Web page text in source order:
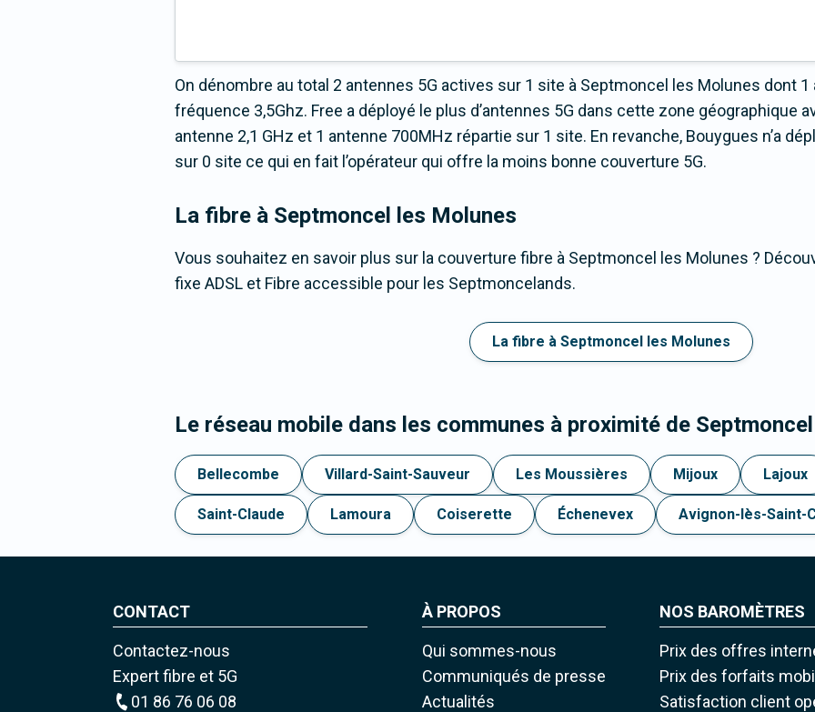
On dénombre au total 2 antennes 5G actives sur 1 site à Septmoncel les Molunes dont
fréquence 3,5Ghz. Free a déployé le plus d’antennes 5G dans cette zone géographique
antenne 2,1 GHz et 1 antenne 700MHz répartie sur 1 site. En revanche, Bouygues n’a
sur 0 site ce qui en fait l’opérateur qui offre la moins bonne couverture 5G.
La fibre à Septmoncel les Molunes
Vous souhaitez en savoir plus sur la couverture fibre à Septmoncel les Molunes ?
fixe ADSL et Fibre accessible pour les Septmoncelands.
La fibre à Septmoncel les Molunes
Le réseau mobile dans les communes à proximité de
Bellecombe Villard-Saint-Sauveur Les Moussières Mijoux Lajoux
Saint-Claude Lamoura Coiserette Échenevex Avignon-lès-Saint-
CONTACT
Contactez-nous
Expert fibre et 5G
01 86 76 06 08
À PROPOS
Qui sommes-nous
Communiqués de presse
Actualités
NOS BAROMÈTRES
Prix des offres
Prix des forfaits
Satisfaction client